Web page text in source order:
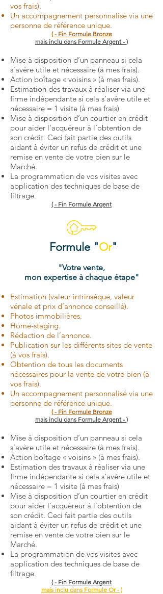
vos frais).
Un accompagnement personnalisé via une
personne de référence unique.
( - Fin Formule Bronze
mais inclu dans Formule Argent - )
Mise à disposition d’un panneau si cela
s’avère utile et nécessaire (à mes frais).
Action boîtage « voisins » (à mes frais).
Estimation des travaux à réaliser via une
firme indépendante si cela s’avère utile et
nécessaire = 1 visite (à mes frais)
Mise à disposition d’un courtier en crédit
pour aider l'acquéreur à l’obtention de
son crédit. Ceci fait partie des outils
aidant à éviter un refus de crédit et une
remise en vente de votre bien sur le
Marché.
La programmation de vos visites avec
application des techniques de base de
filtrage.
( - Fin Formule Argent
Formule "Or"
"Votre vente,
mon expertise à chaque étape"
Estimation (valeur intrinsèque, valeur
vénale et prix d’annonce conseillé).
Photos immobilières.
Home-staging.
Rédaction de l’annonce.
Publication sur les différents sites de vente
(à vos frais).
Obtention de tous les documents
nécessaires pour la vente de votre bien (à
vos frais).
Un accompagnement personnalisé via une
personne de référence unique.
( - Fin Formule Bronze
mais inclu dans Formule Argent - )
Mise à disposition d’un panneau si cela
s’avère utile et nécessaire (à mes frais).
Action boîtage « voisins » (à mes frais).
Estimation des travaux à réaliser via une
firme indépendante si cela s’avère utile et
nécessaire = 1 visite (à mes frais)
Mise à disposition d’un courtier en crédit
pour aider l'acquéreur à l’obtention de
son crédit. Ceci fait partie des outils
aidant à éviter un refus de crédit et une
remise en vente de votre bien sur le
Marché.
La programmation de vos visites avec
application des techniques de base de
filtrage.
( - Fin Formule Argent
mais inclu dans Formule Or - )